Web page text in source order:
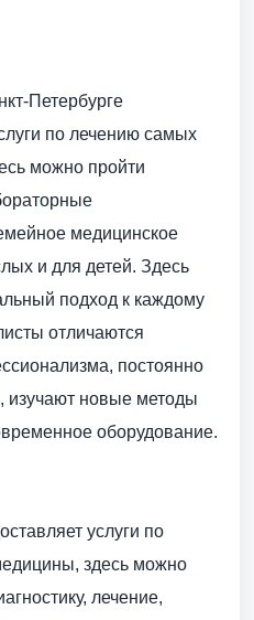
Петербурге
по лечению самых
можно пройти
медицинское
и для детей. Здесь
подход к каждому
отличаются
постоянно
изучают новые методы
оборудование.
услуги по
здесь можно
лечение,